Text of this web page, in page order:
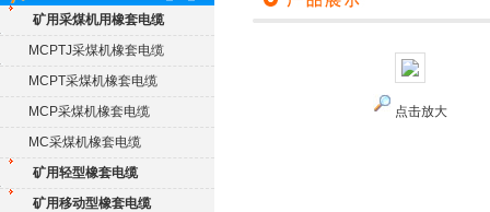
矿用采煤机用橡套电缆
MCPTJ采煤机橡套电缆
MCPT采煤机橡套电缆
MCP采煤机橡套电缆
MC采煤机橡套电缆
矿用轻型橡套电缆
矿用移动型橡套电缆
点击放大